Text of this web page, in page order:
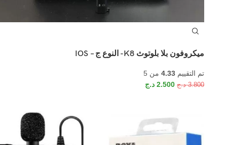
ميكروفون بلا بلوتوث K8- النوع ج – IOS
تم التقييم 4.33من 5
3.800 د.ج 2.500 د.ج